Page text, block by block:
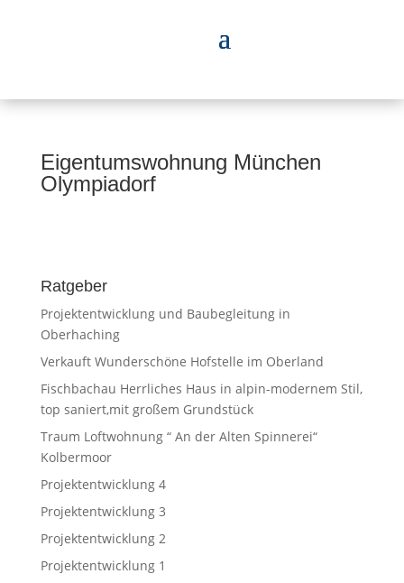
Eigentumswohnung München
Olympiadorf
Ratgeber
Projektentwicklung und Baubegleitung in
Oberhaching
Verkauft Wunderschöne Hofstelle im Oberland
Fischbachau Herrliches Haus in alpin-modernem Stil,
top saniert,mit großem Grundstück
Traum Loftwohnung “ An der Alten Spinnerei“
Kolbermoor
Projektentwicklung 4
Projektentwicklung 3
Projektentwicklung 2
Projektentwicklung 1